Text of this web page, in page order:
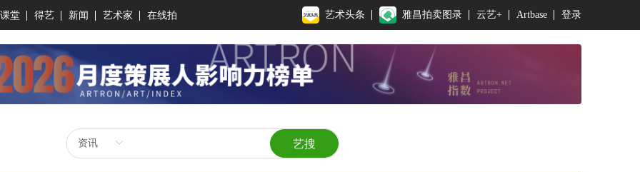
堂 得艺 新闻 艺术家 在线拍 艺术头条 雅昌拍卖图录 云艺+ Artbase 登录
艺搜